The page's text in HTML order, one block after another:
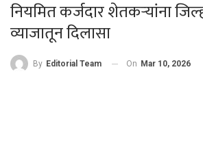
नियमित कर्जदार शेतकऱ्यांना
व्याजातून दिलासा
By Editorial Team On Mar 10, 2026